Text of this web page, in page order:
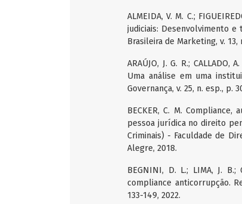
ALMEIDA, V. M. C.;
judiciais: Desenvolvimento
Brasileira de Marketing, v. 13,
ARAÚJO, J. G. R.;
Uma análise em uma
Governança, v. 25, n. esp., p.
BECKER, C. M.
pessoa jurídica no direito
Criminais) - Faculdade de
Alegre, 2018.
BEGNINI, D. L.; LIMA, J.
compliance anticorrupção.
133-149, 2022.